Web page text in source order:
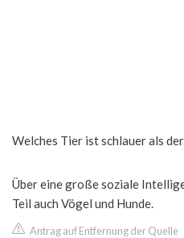
Welches Tier ist schlauer als
Über eine große soziale
Teil auch Vögel und Hunde.
Antrag auf Entfernung der Quelle